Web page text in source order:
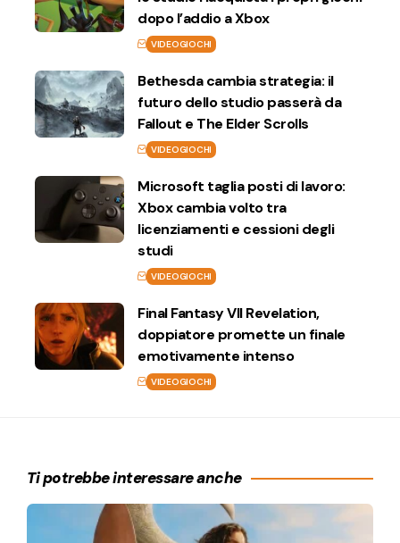
dopo l’addio a Xbox
VIDEOGIOCHI
Bethesda cambia strategia: il
futuro dello studio passerà da
Fallout e The Elder Scrolls
VIDEOGIOCHI
Microsoft taglia posti di lavoro:
Xbox cambia volto tra
licenziamenti e cessioni degli
studi
VIDEOGIOCHI
Final Fantasy VII Revelation,
doppiatore promette un finale
emotivamente intenso
VIDEOGIOCHI
Ti potrebbe interessare anche